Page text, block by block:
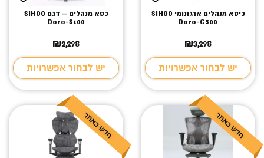
כיסא מנהלים ארגונומי SIHOO
Doro-C500
₪3,298
יש לבחור אפשרויות
כסא מנהלים – דגם SIHOO
Doro-S100
₪2,298
יש לבחור אפשרויות